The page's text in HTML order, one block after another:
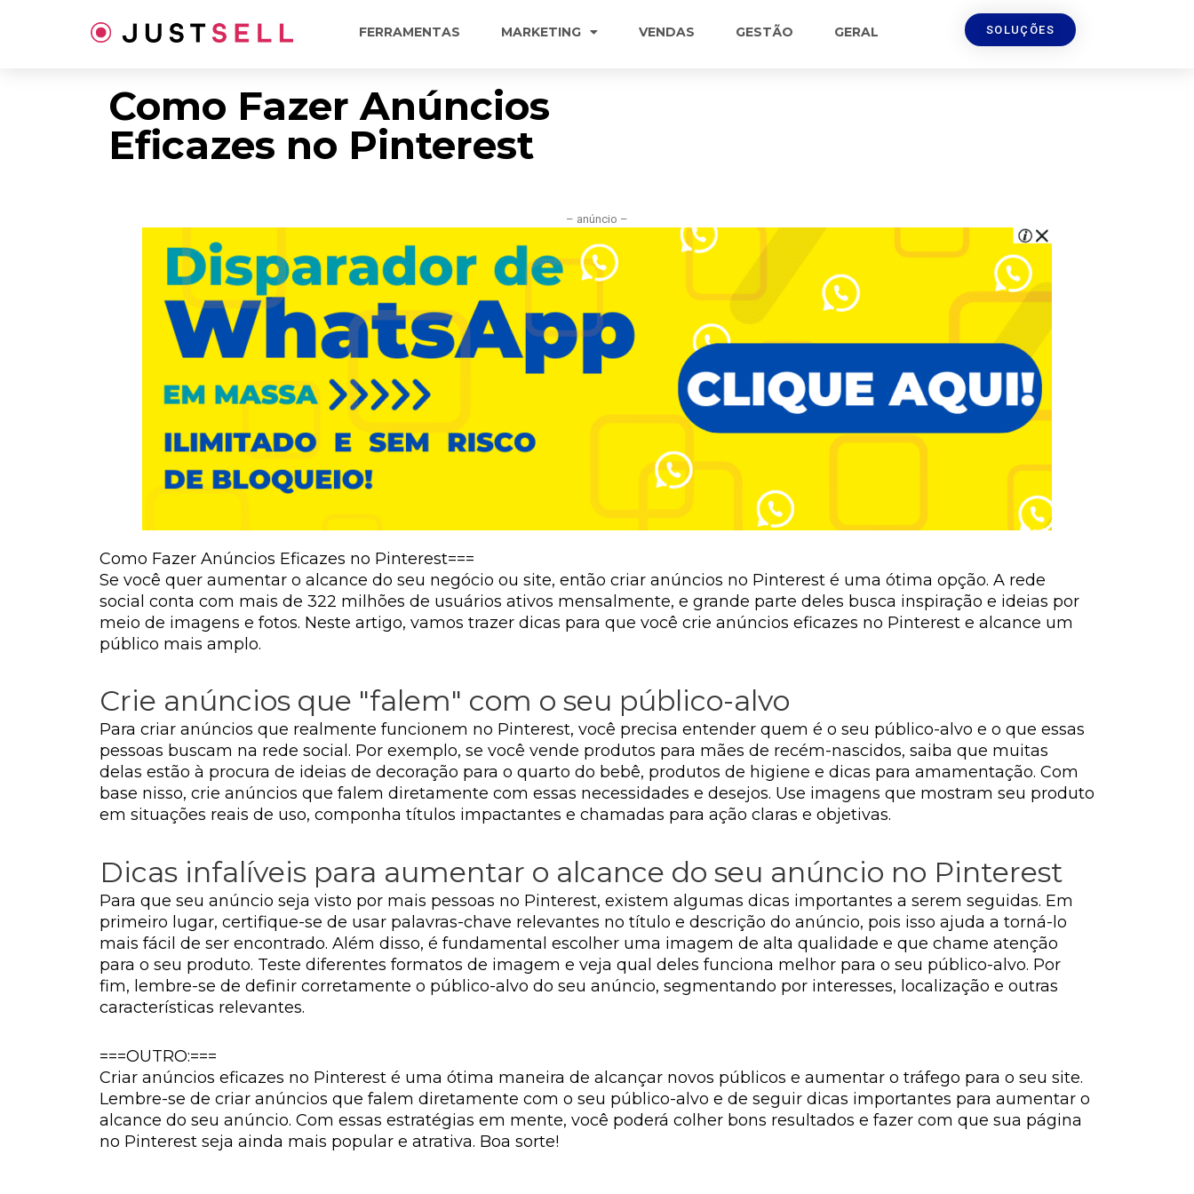
FERRAMENTAS MARKETING VENDAS GESTÃO GERAL SOLUÇÕES
Como Fazer Anúncios
Eficazes no Pinterest
– anúncio –
Como Fazer Anúncios Eficazes no Pinterest===
Se você quer aumentar o alcance do seu negócio ou site, então criar anúncios no Pinterest é uma ótima opção. A rede
social conta com mais de 322 milhões de usuários ativos mensalmente, e grande parte deles busca inspiração e ideias por
meio de imagens e fotos. Neste artigo, vamos trazer dicas para que você crie anúncios eficazes no Pinterest e alcance um
público mais amplo.
Crie anúncios que "falem" com o seu público-alvo
Para criar anúncios que realmente funcionem no Pinterest, você precisa entender quem é o seu público-alvo e o que essas
pessoas buscam na rede social. Por exemplo, se você vende produtos para mães de recém-nascidos, saiba que muitas
delas estão à procura de ideias de decoração para o quarto do bebê, produtos de higiene e dicas para amamentação. Com
base nisso, crie anúncios que falem diretamente com essas necessidades e desejos. Use imagens que mostram seu produto
em situações reais de uso, componha títulos impactantes e chamadas para ação claras e objetivas.
Dicas infalíveis para aumentar o alcance do seu anúncio no Pinterest
Para que seu anúncio seja visto por mais pessoas no Pinterest, existem algumas dicas importantes a serem seguidas. Em
primeiro lugar, certifique-se de usar palavras-chave relevantes no título e descrição do anúncio, pois isso ajuda a torná-lo
mais fácil de ser encontrado. Além disso, é fundamental escolher uma imagem de alta qualidade e que chame atenção
para o seu produto. Teste diferentes formatos de imagem e veja qual deles funciona melhor para o seu público-alvo. Por
fim, lembre-se de definir corretamente o público-alvo do seu anúncio, segmentando por interesses, localização e outras
características relevantes.
===OUTRO:===
Criar anúncios eficazes no Pinterest é uma ótima maneira de alcançar novos públicos e aumentar o tráfego para o seu site.
Lembre-se de criar anúncios que falem diretamente com o seu público-alvo e de seguir dicas importantes para aumentar o
alcance do seu anúncio. Com essas estratégias em mente, você poderá colher bons resultados e fazer com que sua página
no Pinterest seja ainda mais popular e atrativa. Boa sorte!